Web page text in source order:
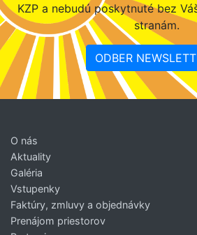
KZP a nebudú poskytnuté bez
stranám.
ODBER
O nás
Aktuality
Galéria
Vstupenky
Faktúry, zmluvy a objednávky
Prenájom priestorov